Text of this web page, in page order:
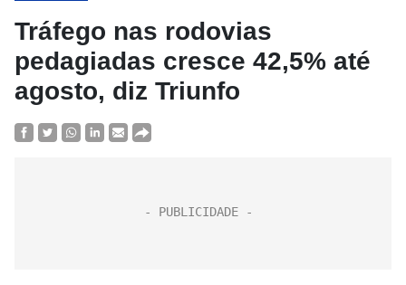
Tráfego nas rodovias
pedagiadas cresce 42,5% até
agosto, diz Triunfo